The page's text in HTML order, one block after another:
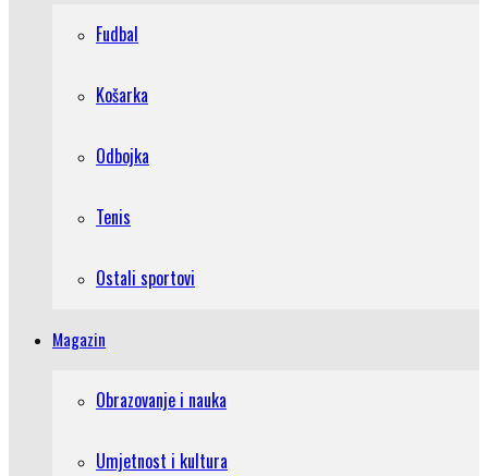
Fudbal
Košarka
Odbojka
Tenis
Ostali sportovi
Magazin
Obrazovanje i nauka
Umjetnost i kultura